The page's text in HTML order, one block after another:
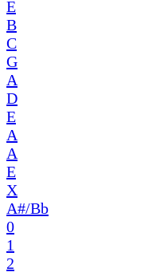
E
B
C
G
A
D
E
A
A
E
X
A#/Bb
0
1
2